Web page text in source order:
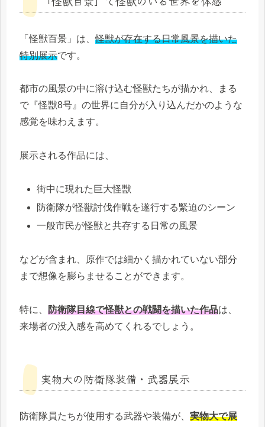
「怪獣百景」は、怪獣が存在する日常風景を描いた
特別展示です。
都市の風景の中に溶け込む怪獣たちが描かれ、まる
で『怪獣8号』の世界に自分が入り込んだかのような
感覚を味わえます。
展示される作品には、
街中に現れた巨大怪獣
防衛隊が怪獣討伐作戦を遂行する緊迫のシーン
一般市民が怪獣と共存する日常の風景
などが含まれ、原作では細かく描かれていない部分
まで想像を膨らませることができます。
特に、 防衛隊目線で怪獣との戦闘を描いた作品は、
来場者の没入感を高めてくれるでしょう。
実物大の防衛隊装備・武器展示
防衛隊員たちが使用する武器や装備が、 実物大で展